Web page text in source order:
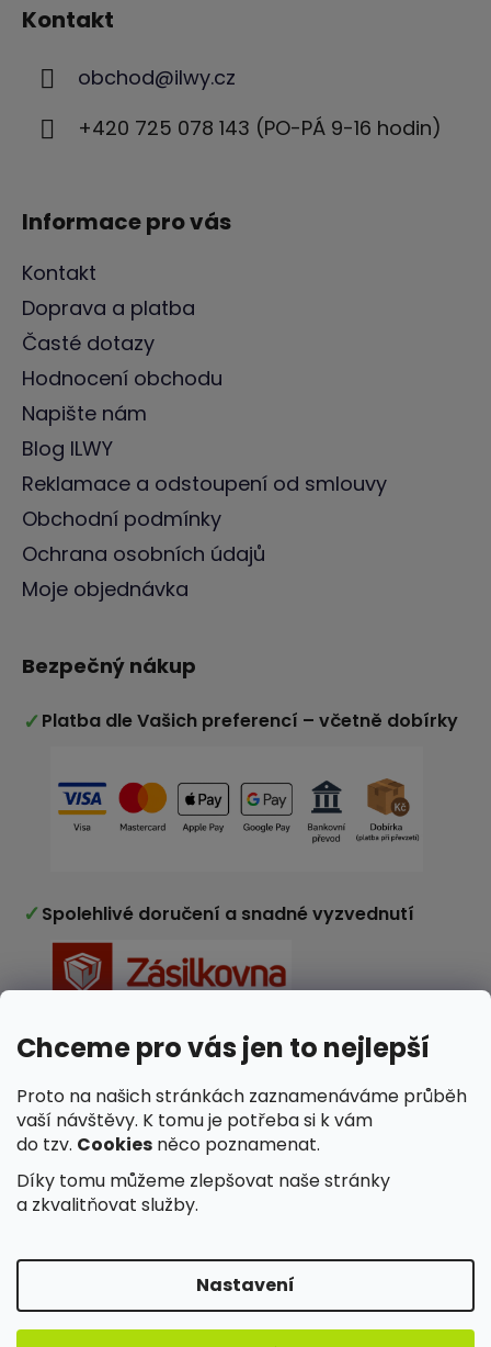
Chceme pro vás jen to nejlepší
Proto na našich stránkách zaznamenáváme průběh
vaší návštěvy. K tomu je potřeba si k vám
do tzv. Cookies něco poznamenat.
Díky tomu můžeme zlepšovat naše stránky
a zkvalitňovat služby.
Nastavení
Kontakt
obchod@ilwy.cz
+420 725 078 143 (PO-PÁ 9-16 hodin)
Informace pro vás
Kontakt
Doprava a platba
Časté dotazy
Hodnocení obchodu
Napište nám
Blog ILWY
Reklamace a odstoupení od smlouvy
Obchodní podmínky
Ochrana osobních údajů
Moje objednávka
Bezpečný nákup
✓ Platba dle Vašich preferencí – včetně dobírky
✓ Spolehlivé doručení a snadné vyzvednutí
✓Nakupujete v e-shopu ověřeném zákazníky
Vytvořil Shoptet